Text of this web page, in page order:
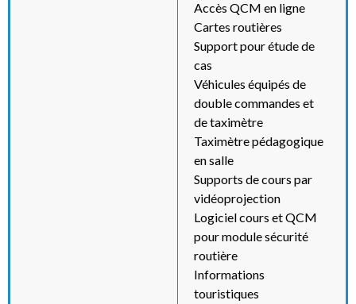
Accès QCM en ligne
Cartes routières
Support pour étude de
cas
Véhicules équipés de
double commandes et
de taximètre
Taximètre pédagogique
en salle
Supports de cours par
vidéoprojection
Logiciel cours et QCM
pour module sécurité
routière
Informations
touristiques